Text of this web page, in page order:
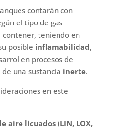
contarán con
el tipo de gas
contener, teniendo en
posible inflamabilidad,
procesos de
una sustancia inerte.
en este
aire licuados (LIN, LOX,